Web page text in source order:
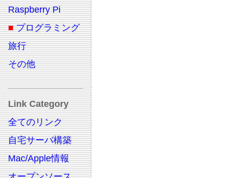
Raspberry Pi
■ プログラミング
旅行
その他
Link Category
全てのリンク
自宅サーバ構築
Mac/Apple情報